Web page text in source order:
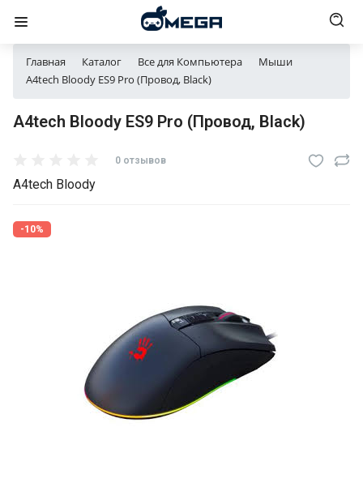
Главная Каталог Все для Компьютера
Мыши
A4tech Bloody ES9 Pro (Провод, Black)
A4tech Bloody ES9 Pro (Провод, Black)
0 отзывов
A4tech Bloody
-10%